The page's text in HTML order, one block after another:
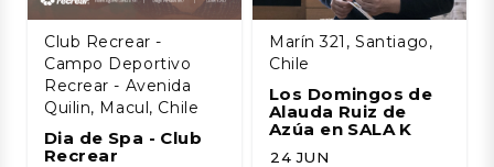
Club Recrear -
Campo Deportivo
Recrear - Avenida
Quilin, Macul, Chile
Dia de Spa - Club
Recrear
Marín 321, Santiago,
Chile
Los Domingos de
Alauda Ruiz de
Azúa en SALA K
24 JUN